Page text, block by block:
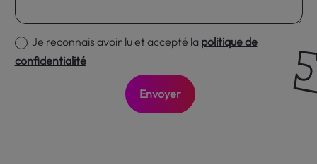
Je reconnais avoir lu et accepté la politique de
confidentialité
Envoyer